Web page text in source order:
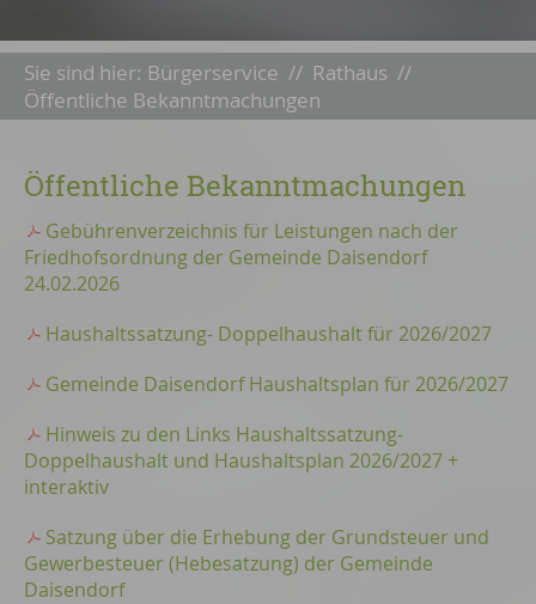
Sie sind hier: Bürgerservice // Rathaus //
Öffentliche Bekanntmachungen
Öffentliche Bekanntmachungen
Gebührenverzeichnis für Leistungen nach der
Friedhofsordnung der Gemeinde Daisendorf
24.02.2026
Haushaltssatzung- Doppelhaushalt für 2026/2027
Gemeinde Daisendorf Haushaltsplan für 2026/2027
Hinweis zu den Links Haushaltssatzung-
Doppelhaushalt und Haushaltsplan 2026/2027 +
interaktiv
Satzung über die Erhebung der Grundsteuer und
Gewerbesteuer (Hebesatzung) der Gemeinde
Daisendorf